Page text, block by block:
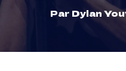
Par Dylan